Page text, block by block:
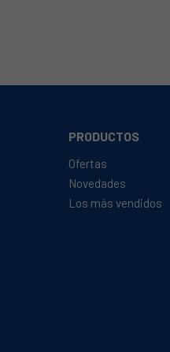
PRODUCTOS
Ofertas
Novedades
Los más vendidos